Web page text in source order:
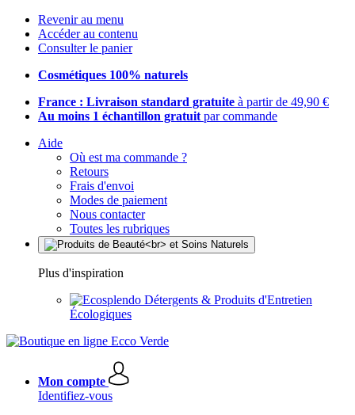
Revenir au menu
Accéder au contenu
Consulter le panier
Cosmétiques 100% naturels
France : Livraison standard gratuite à partir de 49,90 €
Au moins 1 échantillon gratuit par commande
Aide
Où est ma commande ?
Retours
Frais d'envoi
Modes de paiement
Nous contacter
Toutes les rubriques
Plus d'inspiration
Détergents & Produits d'Entretien
Écologiques
Mon compte
Identifiez-vous